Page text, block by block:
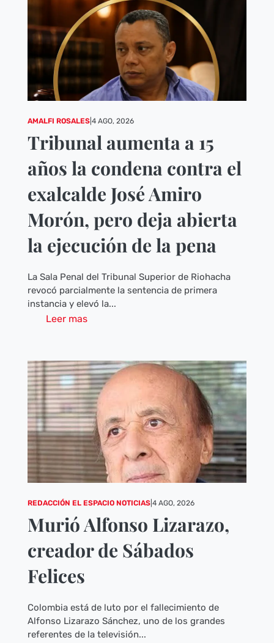
AMALFI ROSALES| 4 AGO, 2026
Tribunal aumenta a 15
años la condena contra el
exalcalde José Amiro
Morón, pero deja abierta
la ejecución de la pena
La Sala Penal del Tribunal Superior de Riohacha
revocó parcialmente la sentencia de primera
instancia y elevó la...
Leer mas
REDACCIÓN EL ESPACIO NOTICIAS| 4 AGO, 2026
Murió Alfonso Lizarazo,
creador de Sábados
Felices
Colombia está de luto por el fallecimiento de
Alfonso Lizarazo Sánchez, uno de los grandes
referentes de la televisión...